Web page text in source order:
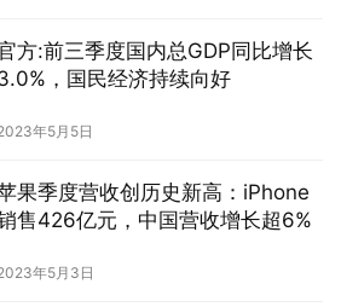
方:前三季度国内总GDP同比增长
，国民经济持续向好
年5月5日
果季度营收创历史新高：iPhone
售426亿元，中国营收增长超6%
年5月3日